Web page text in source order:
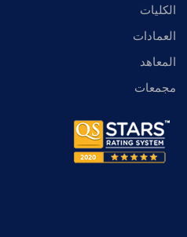
الكليات
العمادات
المعاهد
مجمعات